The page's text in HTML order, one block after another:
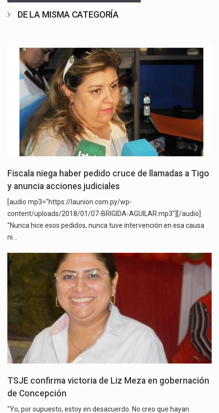
DE LA MISMA CATEGORÍA
Fiscala niega haber pedido cruce de llamadas a Tigo
y anuncia acciones judiciales
[audio mp3="https://launion.com.py/wp-
content/uploads/2018/01/07-BRIGIDA-AGUILAR.mp3"][/audio]
"Nunca hice esos pedidos, nunca tuve intervención en esa causa
ni…
TSJE confirma victoria de Liz Meza en gobernación
de Concepción
"Yo, por supuesto, estoy en desacuerdo. No creo que hayan